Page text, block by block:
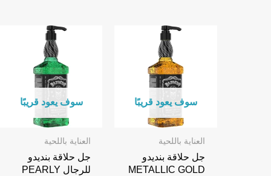
سوف يعود قريبًا
العناية باللحية
جل حلاقة بنديدو
METALLIC GOLD
سوف يعود قريبًا
العناية باللحية
جل حلاقة بنديدو
للرجال PEARLY